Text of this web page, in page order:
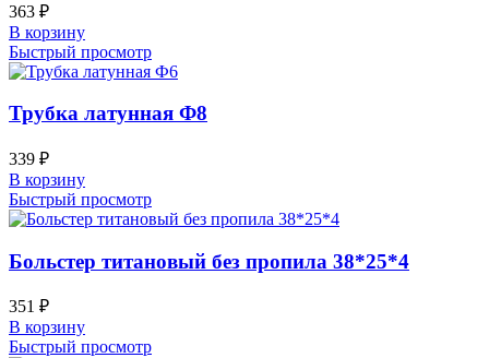
363 ₽
В корзину
Быстрый просмотр
Трубка латунная Ф8
339 ₽
В корзину
Быстрый просмотр
Больстер титановый без пропила 38*25*4
351 ₽
В корзину
Быстрый просмотр